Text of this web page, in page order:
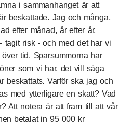
i sammanhanget är att
beskattade. Jag och många,
efter månad, år efter år,
tagit risk - och med det har vi
tid. Sparsummorna har
som vi har, det vill säga
beskattats. Varför ska jag och
med ytterligare en skatt? Vad
Att notera är att fram till att vår
betalat in 95 000 kr